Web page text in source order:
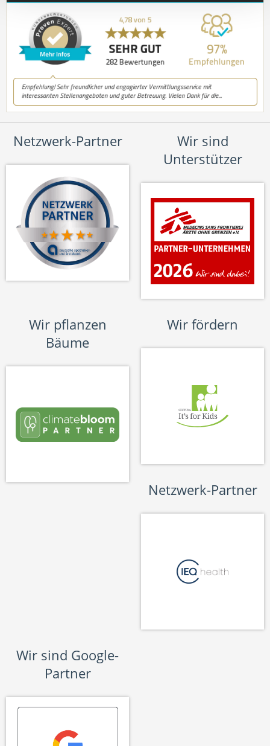
Netzwerk-Partner
Wir sind
Unterstützer
Wir pflanzen
Bäume
Wir fördern
Netzwerk-Partner
Wir sind Google-
Partner